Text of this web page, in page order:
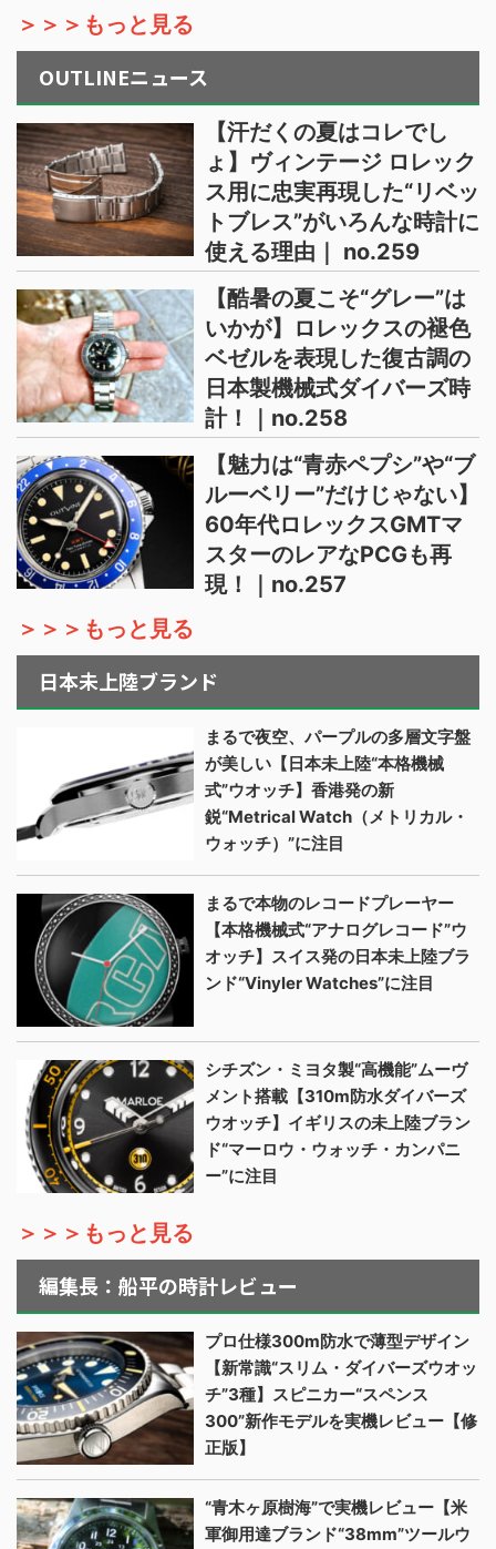
＞＞＞もっと見る
OUTLINEニュース
【汗だくの夏はコレでし
ょ】ヴィンテージ ロレック
ス用に忠実再現した“リベッ
トブレス”がいろんな時計に
使える理由｜ no.259
【酷暑の夏こそ“グレー”は
いかが】ロレックスの褪色
ベゼルを表現した復古調の
日本製機械式ダイバーズ時
計！｜no.258
【魅力は“青赤ペプシ”や“ブ
ルーベリー”だけじゃない】
60年代ロレックスGMTマ
スターのレアなPCGも再
現！｜no.257
＞＞＞もっと見る
日本未上陸ブランド
まるで夜空、パープルの多層文字盤
が美しい【日本未上陸“本格機械
式”ウオッチ】香港発の新
鋭“Metrical Watch（メトリカル・
ウォッチ）”に注目
まるで本物のレコードプレーヤー
【本格機械式“アナログレコード”ウ
オッチ】スイス発の日本未上陸ブラ
ンド“Vinyler Watches”に注目
シチズン・ミヨタ製“高機能”ムーヴ
メント搭載【310m防水ダイバーズ
ウオッチ】イギリスの未上陸ブラン
ド“マーロウ・ウォッチ・カンパニ
ー”に注目
＞＞＞もっと見る
編集長：船平の時計レビュー
プロ仕様300m防水で薄型デザイン
【新常識“スリム・ダイバーズウオッ
チ”3種】スピニカー“スペンス
300”新作モデルを実機レビュー【修
正版】
“青木ヶ原樹海”で実機レビュー【米
軍御用達ブランド“38mm”ツールウ